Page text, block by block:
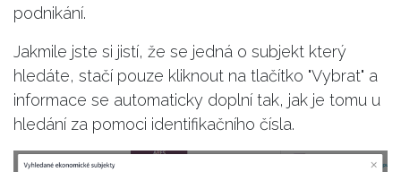
podnikání.
Jakmile jste si jistí, že se jedná o subjekt který
hledáte, stačí pouze kliknout na tlačítko "Vybrat" a
informace se automaticky doplní tak, jak je tomu u
hledání za pomoci identifikačního čísla.